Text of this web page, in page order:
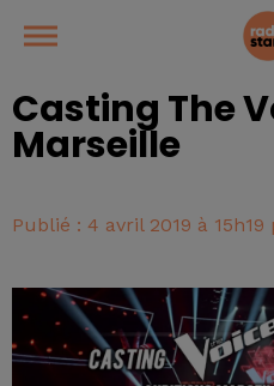
Casting The
Marseille
Publié : 4 avril 2019 à